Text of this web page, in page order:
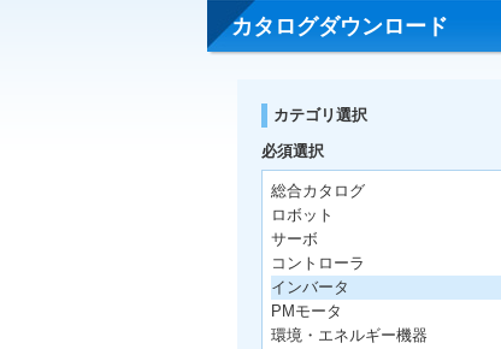
カタログダウンロード
カテゴリ選択
必須選択
総合カタログ
ロボット
サーボ
コントローラ
インバータ
PMモータ
環境・エネルギー機器